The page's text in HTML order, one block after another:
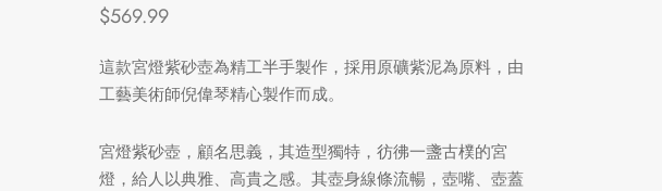
$569.99
這款宮燈紫砂壺為精工半手製作，採用原礦紫泥為原料，由
工藝美術師倪偉琴精心製作而成。
宮燈紫砂壺，顧名思義，其造型獨特，彷彿一盞古樸的宮
燈，給人以典雅、高貴之感。其壺身線條流暢，壺嘴、壺蓋